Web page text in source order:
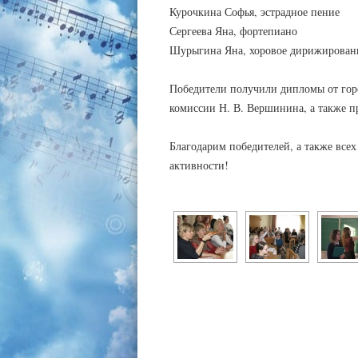
Курочкина Софья, эстрадное пение
Сергеева Яна, фортепиано
Шурыгина Яна, хоровое
Победители получили дипломы от
комиссии Н. В. Вершинина, а также
Благодарим победителей, а также
активности!